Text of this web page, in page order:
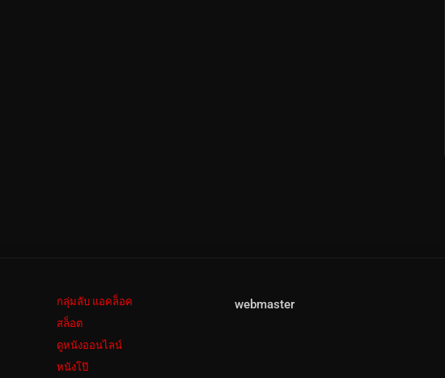
กลุ่มลับ แอคล็อค
สล็อต
ดูหนังออนไลน์
หนังโป๊
webmaster